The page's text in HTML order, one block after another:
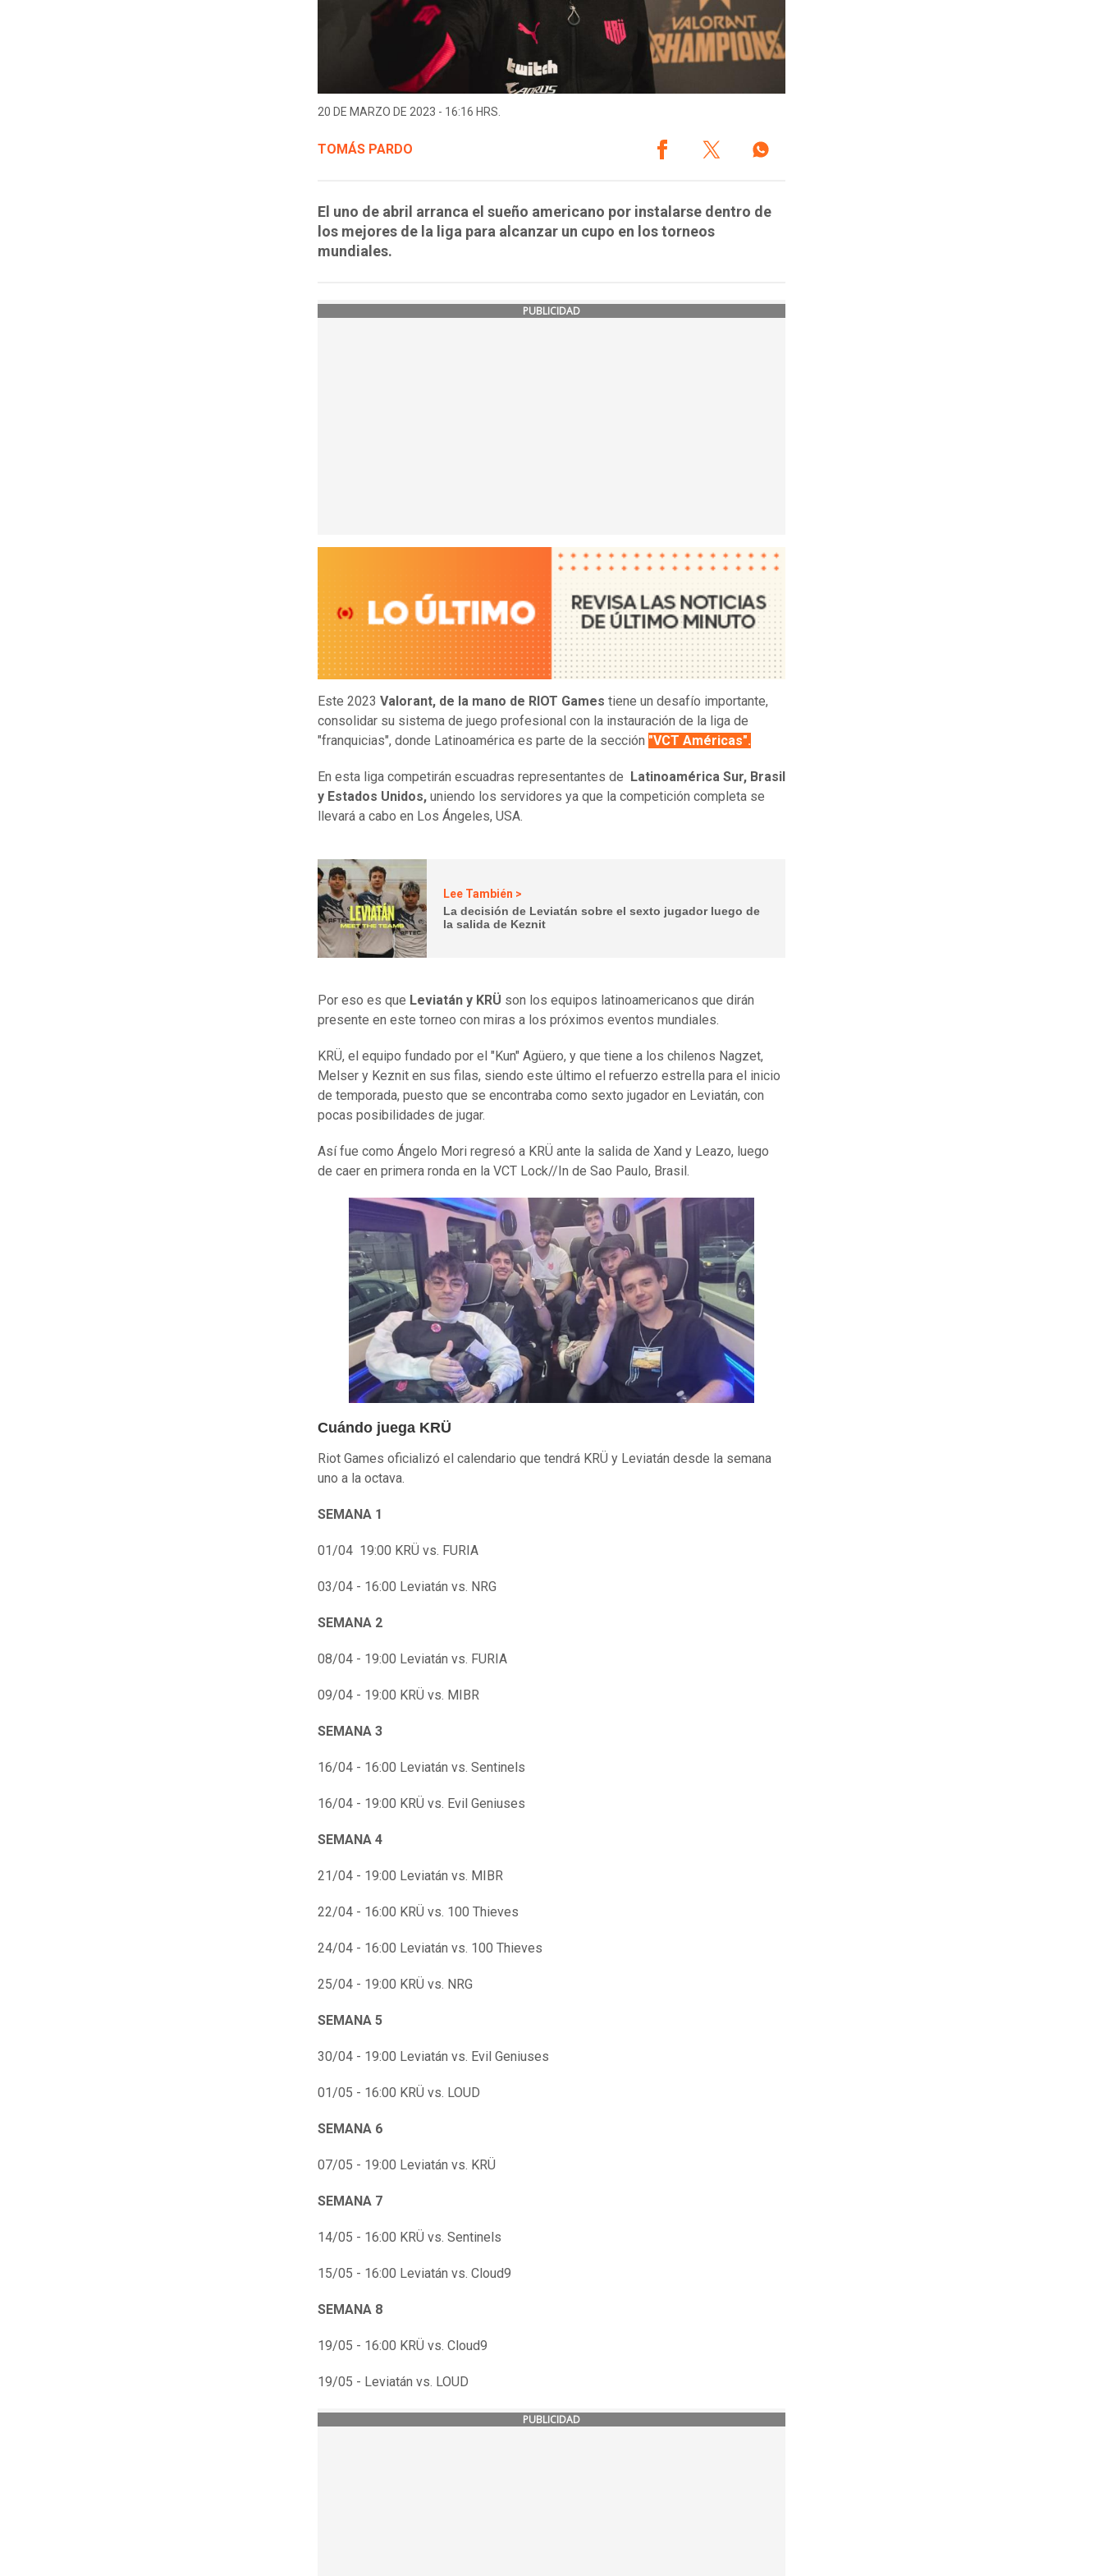
20 DE MARZO DE 2023 - 16:16 HRS.
TOMÁS PARDO
El uno de abril arranca el sueño americano por instalarse dentro de
los mejores de la liga para alcanzar un cupo en los torneos
mundiales.
PUBLICIDAD
Este 2023 Valorant, de la mano de RIOT Games tiene un desafío importante,
consolidar su sistema de juego profesional con la instauración de la liga de
"franquicias", donde Latinoamérica es parte de la sección "VCT Américas".
En esta liga competirán escuadras representantes de Latinoamérica Sur, Brasil
y Estados Unidos, uniendo los servidores ya que la competición completa se
llevará a cabo en Los Ángeles, USA.
Lee También >
La decisión de Leviatán sobre el sexto jugador luego de
la salida de Keznit
Por eso es que Leviatán y KRÜ son los equipos latinoamericanos que dirán
presente en este torneo con miras a los próximos eventos mundiales.
KRÜ, el equipo fundado por el "Kun" Agüero, y que tiene a los chilenos Nagzet,
Melser y Keznit en sus filas, siendo este último el refuerzo estrella para el inicio
de temporada, puesto que se encontraba como sexto jugador en Leviatán, con
pocas posibilidades de jugar.
Así fue como Ángelo Mori regresó a KRÜ ante la salida de Xand y Leazo, luego
de caer en primera ronda en la VCT Lock//In de Sao Paulo, Brasil.
Cuándo juega KRÜ
Riot Games oficializó el calendario que tendrá KRÜ y Leviatán desde la semana
uno a la octava.
SEMANA 1
01/04 19:00 KRÜ vs. FURIA
03/04 - 16:00 Leviatán vs. NRG
SEMANA 2
08/04 - 19:00 Leviatán vs. FURIA
09/04 - 19:00 KRÜ vs. MIBR
SEMANA 3
16/04 - 16:00 Leviatán vs. Sentinels
16/04 - 19:00 KRÜ vs. Evil Geniuses
SEMANA 4
21/04 - 19:00 Leviatán vs. MIBR
22/04 - 16:00 KRÜ vs. 100 Thieves
24/04 - 16:00 Leviatán vs. 100 Thieves
25/04 - 19:00 KRÜ vs. NRG
SEMANA 5
30/04 - 19:00 Leviatán vs. Evil Geniuses
01/05 - 16:00 KRÜ vs. LOUD
SEMANA 6
07/05 - 19:00 Leviatán vs. KRÜ
SEMANA 7
14/05 - 16:00 KRÜ vs. Sentinels
15/05 - 16:00 Leviatán vs. Cloud9
SEMANA 8
19/05 - 16:00 KRÜ vs. Cloud9
19/05 - Leviatán vs. LOUD
PUBLICIDAD